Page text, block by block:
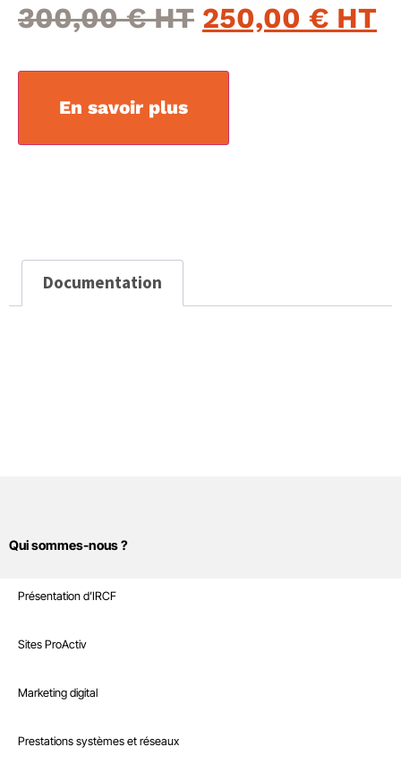
300,00€ 250,00 €
En savoir plus
Documentation
Qui sommes-nous ?
Présentation d’IRCF
Recrutement
Boutique
Sites Internet
Sites ProActiv
Interventions à la demande
Marketing digital
Marketing digital
Infrastructure
Prestations systèmes et réseaux